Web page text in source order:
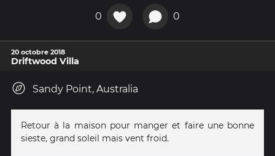
0 0
20 octobre 2018
Driftwood Villa
Sandy Point, Australia
Retour à la maison pour manger et faire une bonne
sieste, grand soleil mais vent froid.